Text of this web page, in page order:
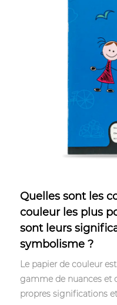
Quelles sont les
couleur les plus
sont leurs
symbolisme ?
Le papier de couleur
gamme de nuances et
propres significations